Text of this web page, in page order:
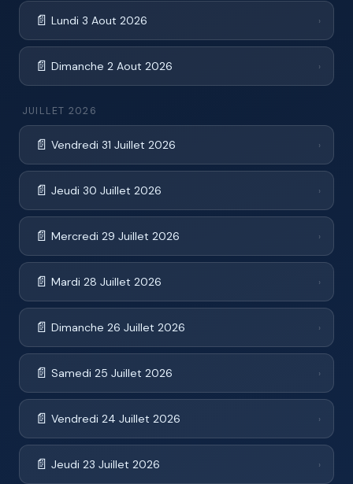
📄 Lundi 3 Aout 2026 ›
📄 Dimanche 2 Aout 2026 ›
JUILLET 2026
📄 Vendredi 31 Juillet 2026 ›
📄 Jeudi 30 Juillet 2026 ›
📄 Mercredi 29 Juillet 2026 ›
📄 Mardi 28 Juillet 2026 ›
📄 Dimanche 26 Juillet 2026 ›
📄 Samedi 25 Juillet 2026 ›
📄 Vendredi 24 Juillet 2026 ›
📄 Jeudi 23 Juillet 2026 ›